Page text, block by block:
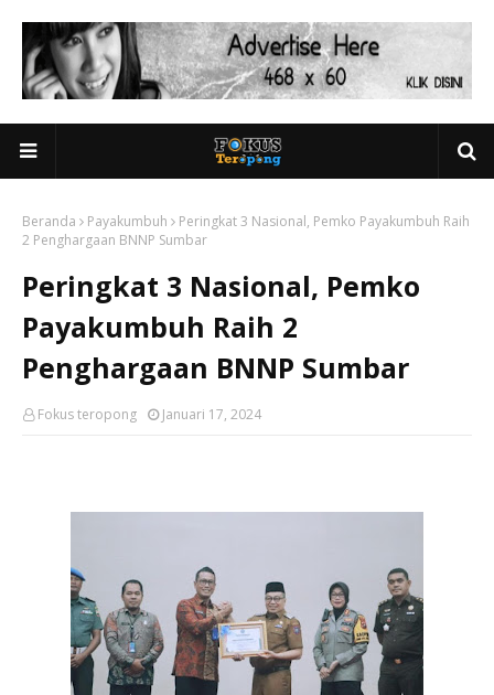
Beranda Payakumbuh
Peringkat 3 Nasional, Pemko Payakumbuh Raih
2 Penghargaan BNNP Sumbar
Peringkat 3 Nasional, Pemko
Payakumbuh Raih 2
Penghargaan BNNP Sumbar
Fokus teropong Januari 17, 2024